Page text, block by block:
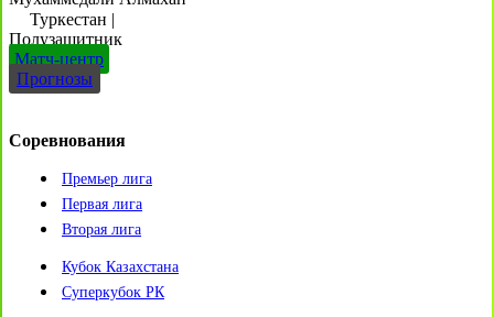
Туркестан |
Полузащитник
Матч-центр
Прогнозы
Соревнования
Премьер лига
Первая лига
Вторая лига
Кубок Казахстана
Суперкубок РК